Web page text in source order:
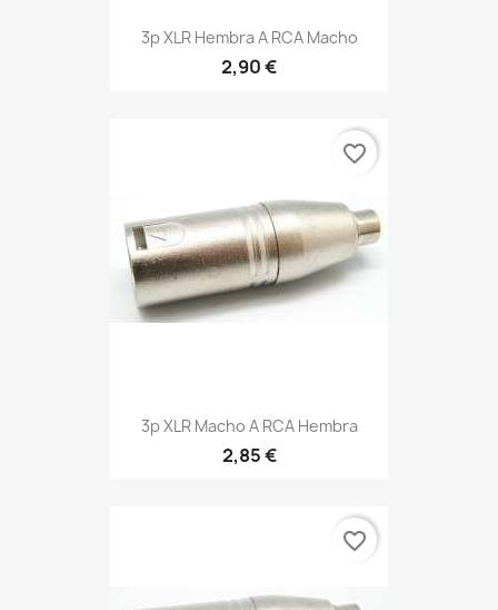
3p XLR Hembra A RCA Macho
2,90 €
3p XLR Macho A RCA Hembra
2,85 €
favorite_border
favorite_border